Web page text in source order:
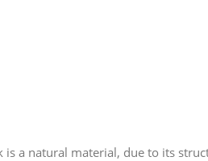
is a natural material, due to its